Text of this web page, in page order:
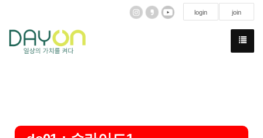
login join